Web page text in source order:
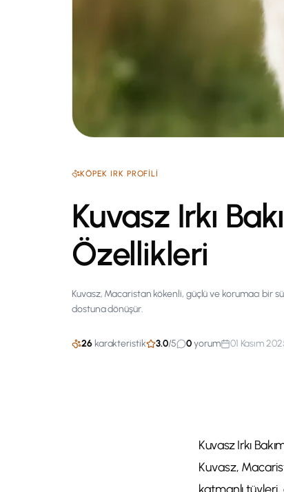
KÖPEK IRK PROFILI
Kuvasz Irkı
Özellikleri
Kuvasz, Macaristan kökenli, güçlü ve korumacı bir
dostuna dönüşür.
26 karakteristik 3.0/5 0yorum 01 Kasım
Kuvasz Irkı
Kuvasz,